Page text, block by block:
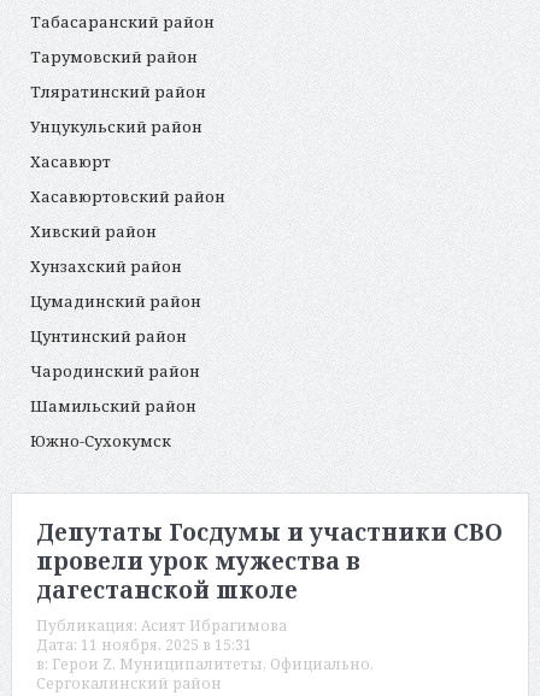
Табасаранский район
Тарумовский район
Тляратинский район
Унцукульский район
Хасавюрт
Хасавюртовский район
Хивский район
Хунзахский район
Цумадинский район
Цунтинский район
Чародинский район
Шамильский район
Южно-Сухокумск
Депутаты Госдумы и участники СВО
провели урок мужества в
дагестанской школе
Публикация: Асият Ибрагимова
Дата: 11 ноября, 2025 в 15:31
в: Герои Z, Муниципалитеты, Официально,
Сергокалинский район